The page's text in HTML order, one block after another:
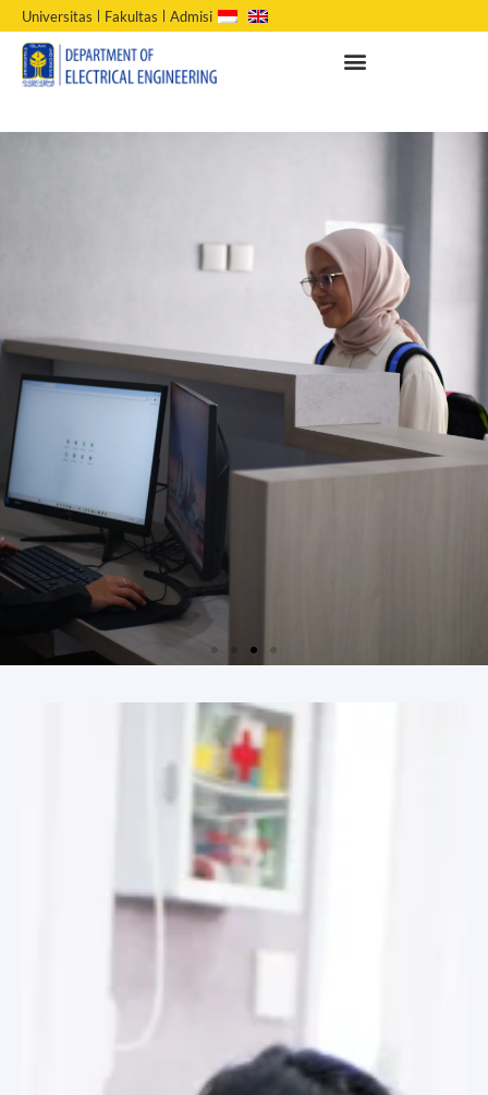
Universitas Fakultas Admisi